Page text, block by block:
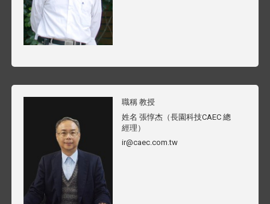
職稱 教授
姓名 張惇杰（長園科技CAEC 總
經理）
ir@caec.com.tw